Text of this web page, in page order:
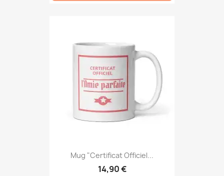
Mug "Certificat Officiel...
14,90 €